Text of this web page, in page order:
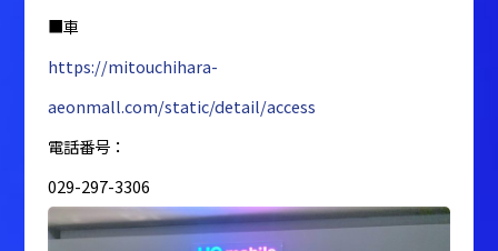
■車
https://mitouchihara-
aeonmall.com/static/detail/access
電話番号：
029-297-3306